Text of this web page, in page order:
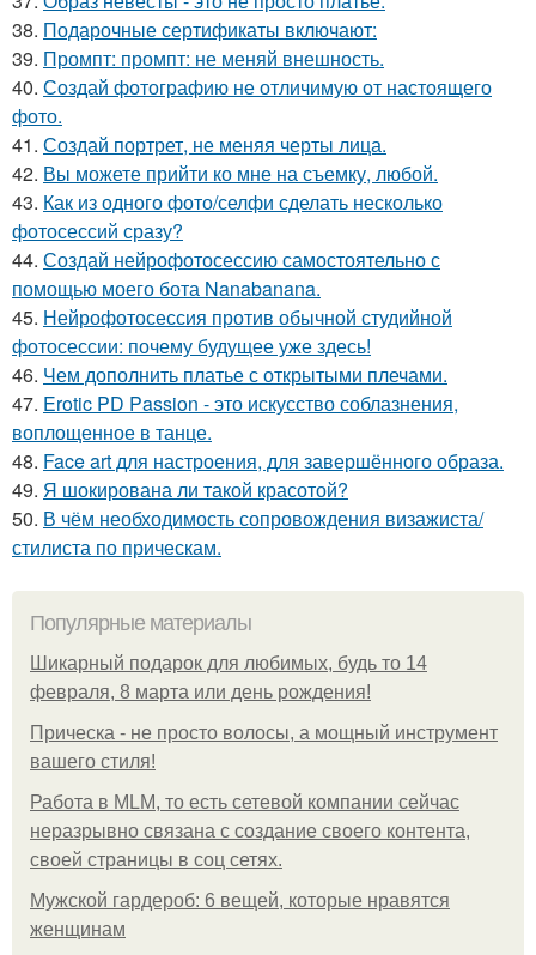
38. Подарочные сертификаты включают:
39. Промпт: промпт: не меняй внешность.
40. Создай фотографию не отличимую от настоящего
фото.
41. Создай портрет, не меняя черты лица.
42. Вы можете прийти ко мне на съемку, любой.
43. Как из одного фото/селфи сделать несколько
фотосессий сразу?
44. Создай нейрофотосессию самостоятельно с
помощью моего бота Nanabanana.
45. Нейрофотосессия против обычной студийной
фотосессии: почему будущее уже здесь!
46. Чем дополнить платье с открытыми плечами.
47. Erotic PD Passion - это искусство соблазнения,
воплощенное в танце.
48. Face art для настроения, для завершённого образа.
49. Я шокирована ли такой красотой?
50. В чём необходимость сопровождения визажиста/
стилиста по прическам.
Популярные материалы
Шикарный подарок для любимых, будь то 14
февраля, 8 марта или день рождения!
Прическа - не просто волосы, а мощный инструмент
вашего стиля!
Работа в MLM, то есть сетевой компании сейчас
неразрывно связана с создание своего контента,
своей страницы в соц сетях.
Мужской гардероб: 6 вещей, которые нравятся
женщинам